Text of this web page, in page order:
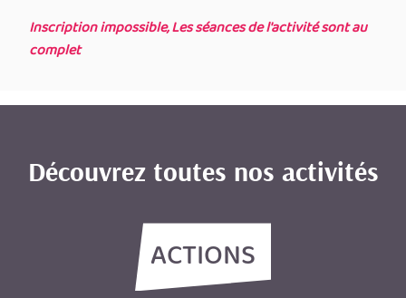
Inscription impossible, Les séances de l'activité sont au
complet
Découvrez toutes nos activités
ACTIONS